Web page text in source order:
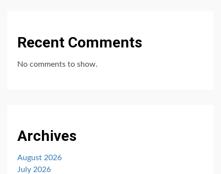
Recent Comments
No comments to show.
Archives
August 2026
July 2026